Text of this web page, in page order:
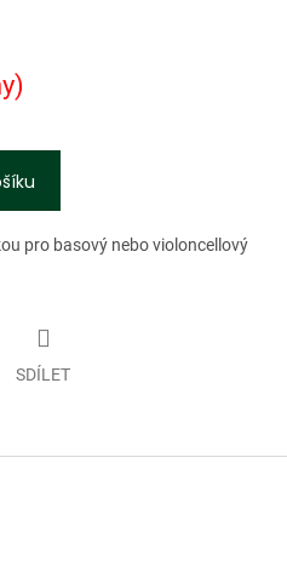
pro basový nebo violoncellový
SDÍLET